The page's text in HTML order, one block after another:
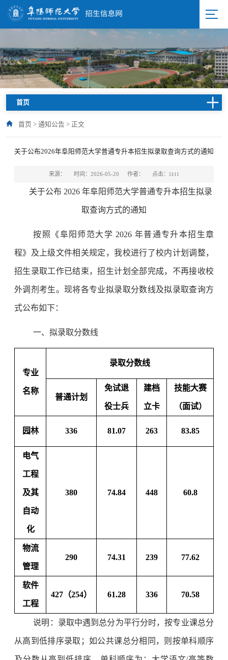
首页
首页 > 通知公告 > 正文
关于公布2026年阜阳师范大学普通专升本招生拟录取查询方式的通知
来源： 时间：2026-05-20 作者： 点击： 5111
关于公布 2026年阜阳师范大学普通专升本招生拟录
取查询方式的通知
按照《阜阳师范大学 2026 年普通专升本招生章
程》及上级文件相关规定，我校进行了校内计划调整，
招生录取工作已结束，招生计划全部完成，不再接收校
外调剂考生。现将各专业拟录取分数线及拟录取查询方
式公布如下：
一、拟录取分数线
专业
名称
录取分数线
普通计划
免试退
役士兵
建档
立卡
技能大赛
（面试）
园林 336 81.07 263 83.85
电气
工程
及其
自动
化
380 74.84 448 60.8
物流
管理
290 74.31 239 77.62
软件
工程
427（254） 61.28 336 70.58
说明：录取中遇到总分为平行分时，按专业课总分
从高到低排序录取；如公共课总分相同，则按单科顺序